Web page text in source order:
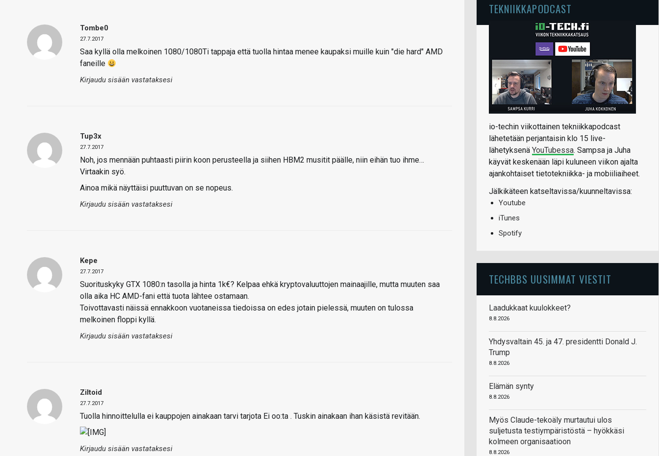
Tombe0
27.7.2017
Saa kyllä olla melkoinen 1080/1080Ti tappaja että tuolla hintaa menee kaupaksi muille kuin "die hard" AMD
faneille
Kirjaudu sisään vastataksesi
Tup3x
27.7.2017
Noh, jos mennään puhtaasti piirin koon perusteella ja siihen HBM2 musitit päälle, niin eihän tuo ihme…
Virtaakin syö.
Ainoa mikä näyttäisi puuttuvan on se nopeus.
Kirjaudu sisään vastataksesi
Kepe
27.7.2017
Suorituskyky GTX 1080:n tasolla ja hinta 1k€? Kelpaa ehkä kryptovaluuttojen mainaajille, mutta muuten saa
olla aika HC AMD-fani että tuota lähtee ostamaan.
Toivottavasti näissä ennakkoon vuotaneissa tiedoissa on edes jotain pielessä, muuten on tulossa
melkoinen floppi kyllä.
Kirjaudu sisään vastataksesi
Ziltoid
27.7.2017
Tuolla hinnoittelulla ei kauppojen ainakaan tarvi tarjota Ei oo:ta . Tuskin ainakaan ihan käsistä revitään.
Kirjaudu sisään vastataksesi
TEKNIIKKAPODCAST
io-techin viikottainen tekniikkapodcast
lähetetään perjantaisin klo 15 live-
lähetyksenä YouTubessa. Sampsa ja Juha
käyvät keskenään läpi kuluneen viikon ajalta
ajankohtaiset tietotekniikka- ja mobiiliaiheet.
Jälkikäteen katseltavissa/kuunneltavissa:
Youtube
iTunes
Spotify
TECHBBS UUSIMMAT VIESTIT
Laadukkaat kuulokkeet?
8.8.2026
Yhdysvaltain 45. ja 47. presidentti Donald J.
Trump
8.8.2026
Elämän synty
8.8.2026
Myös Claude-tekoäly murtautui ulos
suljetusta testiympäristöstä – hyökkäsi
kolmeen organisaatioon
8.8.2026